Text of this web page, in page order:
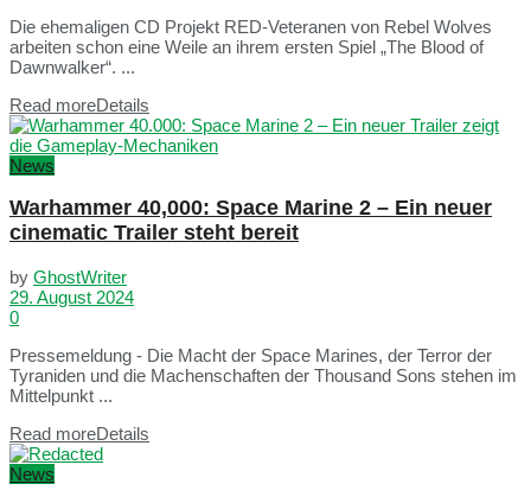
Die ehemaligen CD Projekt RED-Veteranen von Rebel Wolves
arbeiten schon eine Weile an ihrem ersten Spiel „The Blood of
Dawnwalker“. ...
Read moreDetails
News
Warhammer 40,000: Space Marine 2 – Ein neuer
cinematic Trailer steht bereit
by GhostWriter
29. August 2024
0
Pressemeldung - Die Macht der Space Marines, der Terror der
Tyraniden und die Machenschaften der Thousand Sons stehen im
Mittelpunkt ...
Read moreDetails
News